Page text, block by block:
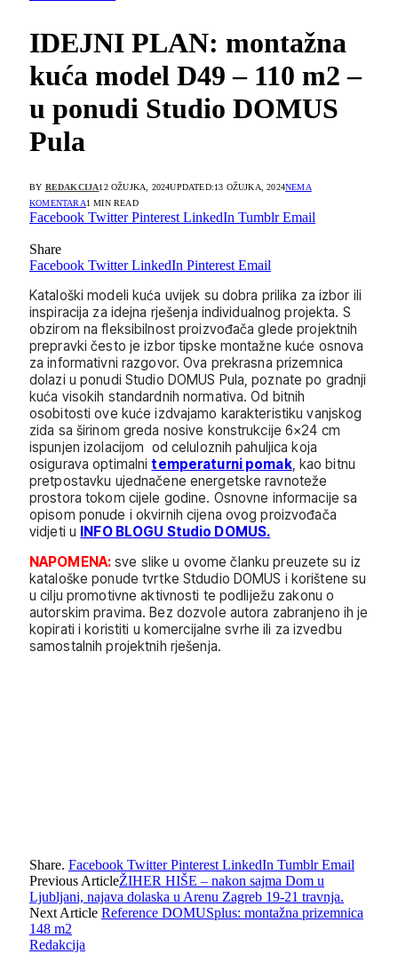
IDEJNI PLAN: montažna
kuća model D49 – 110 m2 –
u ponudi Studio DOMUS
Pula
BY REDAKCIJA12 OŽUJKA, 2024UPDATED:13 OŽUJKA, 2024NEMA
KOMENTARA1 MIN READ
Facebook Twitter Pinterest LinkedIn Tumblr Email
Share
Facebook Twitter LinkedIn Pinterest Email
Kataloški modeli kuća uvijek su dobra prilika za izbor ili
inspiracija za idejna rješenja individualnog projekta. S
obzirom na fleksibilnost proizvođača glede projektnih
prepravki često je izbor tipske montažne kuće osnova
za informativni razgovor. Ova prekrasna prizemnica
dolazi u ponudi Studio DOMUS Pula, poznate po gradnji
kuća visokih standardnih normativa. Od bitnih
osobitosti ove kuće izdvajamo karakteristiku vanjskog
zida sa širinom greda nosive konstrukcije 6×24 cm
ispunjen izolacijom od celuloznih pahuljica koja
osigurava optimalnitemperaturni pomak, kao bitnu
pretpostavku ujednačene energetske ravnoteže
prostora tokom cijele godine. Osnovne informacije sa
opisom ponude i okvirnih cijena ovog proizvođača
vidjeti u INFO BLOGU Studio DOMUS.
NAPOMENA: sve slike u ovome članku preuzete su iz
kataloške ponude tvrtke Stdudio DOMUS i korištene su
u cilju promotivne aktivnosti te podliježu zakonu o
autorskim pravima. Bez dozvole autora zabranjeno ih je
kopirati i koristiti u komercijalne svrhe ili za izvedbu
samostalnih projektnih rješenja.
Share. Facebook Twitter Pinterest LinkedIn Tumblr Email
Previous ArticleŽIHER HIŠE – nakon sajma Dom u
Ljubljani, najava dolaska u Arenu Zagreb 19-21 travnja.
Next Article Reference DOMUSplus: montažna prizemnica
148 m2
Redakcija